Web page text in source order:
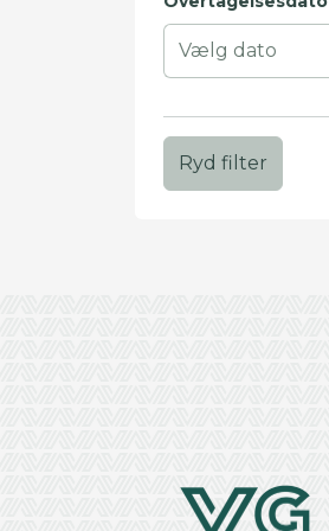
Ryd filter